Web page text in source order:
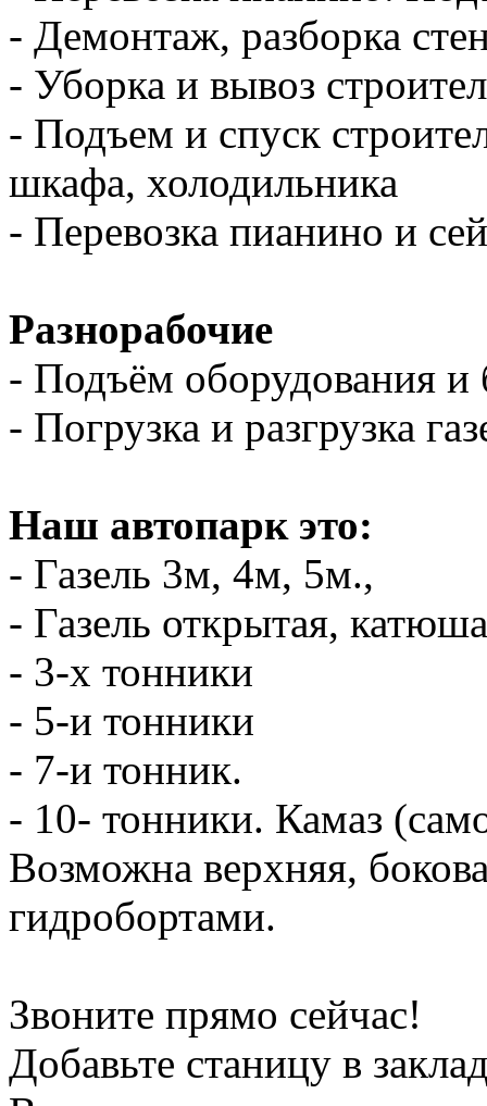
- Демонтаж, разборка
- Уборка и вывоз
- Подъем и спуск
шкафа, холодильника
- Перевозка пианино и
Разнорабочие
- Подъём оборудования и
- Погрузка и разгрузка
Наш автопарк это:
- Газель 3м, 4м, 5м.,
- Газель открытая,
- 3-х тонники
- 5-и тонники
- 7-и тонник.
- 10- тонники. Камаз
Возможна верхняя,
гидробортами.
Звоните прямо сейчас!
Добавьте станицу в